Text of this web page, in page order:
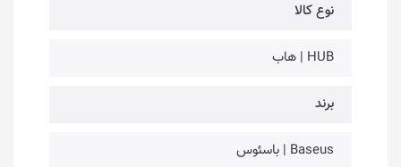
نوع کالا
HUB | هاب
برند
Baseus | باسئوس